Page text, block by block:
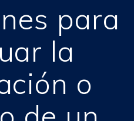
para
la
o